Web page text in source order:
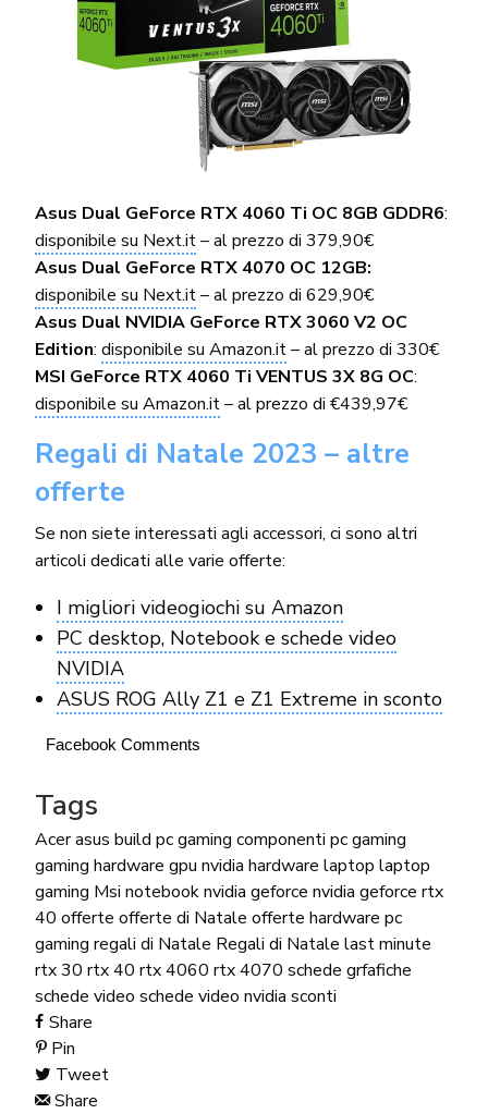
Asus Dual GeForce RTX 4060 Ti OC 8GB GDDR6:
disponibile su Next.it– al prezzo di 379,90€
Asus Dual GeForce RTX 4070 OC 12GB:
disponibile su Next.it– al prezzo di 629,90€
Asus Dual NVIDIA GeForce RTX 3060 V2 OC
Edition: disponibile su Amazon.it– al prezzo di 330€
MSI GeForce RTX 4060 Ti VENTUS 3X 8G OC:
disponibile su Amazon.it– al prezzo di €439,97€
Regali di Natale 2023 – altre
offerte
Se non siete interessati agli accessori, ci sono altri
articoli dedicati alle varie offerte:
I migliori videogiochi su Amazon
PC desktop, Notebook e schede video
NVIDIA
ASUS ROG Ally Z1 e Z1 Extreme in sconto
Facebook Comments
Tags
Acerasus build pc gaming componenti pc gaming
gaming hardware gpu nvidia hardware laptop laptop
gaming Msi notebooknvidia geforce nvidia geforce rtx
40 offerte offerte di Natale offerte hardware pc
gaming regali di Natale Regali di Natale last minute
rtx 30 rtx 40 rtx 4060 rtx 4070 schede grfafiche
schede video schede video nvidia sconti
Share
Pin
Tweet
Share